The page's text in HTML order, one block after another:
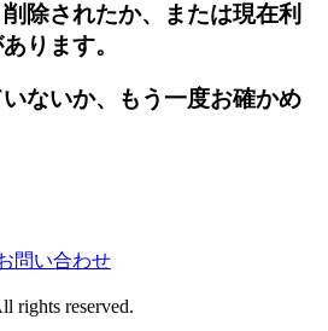
除されたか、または現在利
ります。
ないか、もう一度お確かめ
問い合わせ
rights reserved.